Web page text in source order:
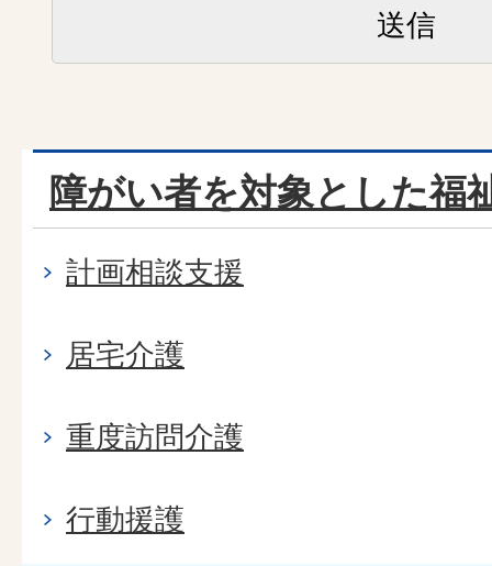
障がい者を対象とした福
計画相談支援
居宅介護
重度訪問介護
行動援護